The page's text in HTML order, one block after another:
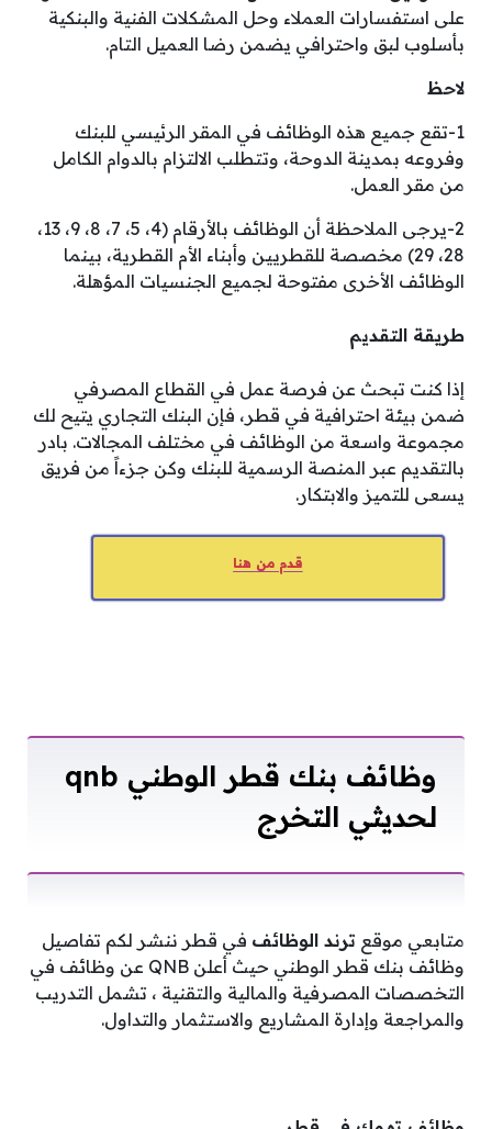
على استفسارات العملاء وحل المشكلات الفنية والبنكية
بأسلوب لبق واحترافي يضمن رضا العميل التام.
لاحظ
1-تقع جميع هذه الوظائف في المقر الرئيسي للبنك
وفروعه بمدينة الدوحة، وتتطلب الالتزام بالدوام الكامل
من مقر العمل.
2-يرجى الملاحظة أن الوظائف بالأرقام (4، 5، 7، 8، 9، 13،
28، 29) مخصصة للقطريين وأبناء الأم القطرية، بينما
الوظائف الأخرى مفتوحة لجميع الجنسيات المؤهلة.
طريقة التقديم
إذا كنت تبحث عن فرصة عمل في القطاع المصرفي
ضمن بيئة احترافية في قطر، فإن البنك التجاري يتيح لك
مجموعة واسعة من الوظائف في مختلف المجالات. بادر
بالتقديم عبر المنصة الرسمية للبنك وكن جزءاً من فريق
يسعى للتميز والابتكار.
قدم من هنا
وظائف بنك قطر الوطني qnb
لحديثي التخرج
متابعي موقع ترند الوظائف في قطر ننشر لكم تفاصيل
وظائف بنك قطر الوطني ح
يث أعلن QNB عن وظائف في
التخصصات المصرفية والمالية والتقنية ، تشمل التدريب
والمراجعة وإدارة المشاريع والاستثمار والتداول.